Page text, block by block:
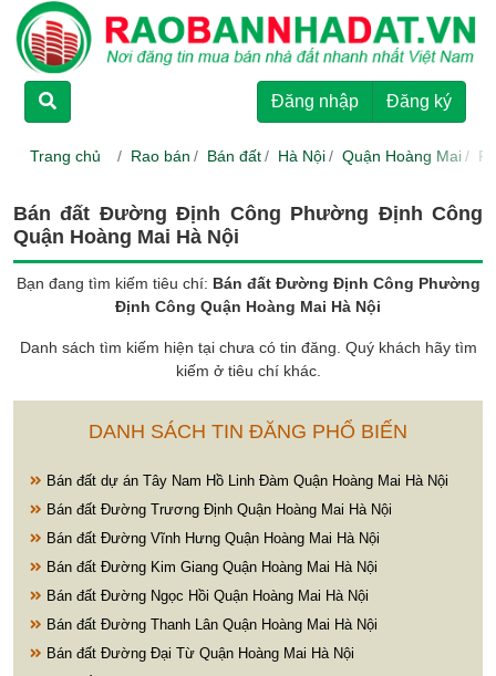
Đăng nhập Đăng ký
Trang chủ Rao bán Bán đất Hà Nội Quận Hoàng Mai
Bán đất Đường Định Công Phường Định Công
Quận Hoàng Mai Hà Nội
Bạn đang tìm kiếm tiêu chí: Bán đất Đường Định Công Phường
Định Công Quận Hoàng Mai Hà Nội
Danh sách tìm kiếm hiện tại chưa có tin đăng. Quý khách hãy tìm
kiếm ở tiêu chí khác.
DANH SÁCH TIN ĐĂNG PHỔ BIẾN
Bán đất dự án Tây Nam Hồ Linh Đàm Quận Hoàng Mai Hà Nội
Bán đất Đường Trương Định Quận Hoàng Mai Hà Nội
Bán đất Đường Vĩnh Hưng Quận Hoàng Mai Hà Nội
Bán đất Đường Kim Giang Quận Hoàng Mai Hà Nội
Bán đất Đường Ngọc Hồi Quận Hoàng Mai Hà Nội
Bán đất Đường Thanh Lân Quận Hoàng Mai Hà Nội
Bán đất Đường Đại Từ Quận Hoàng Mai Hà Nội
TRANG CHỦ
CHO THUÊ
LIÊN HỆ